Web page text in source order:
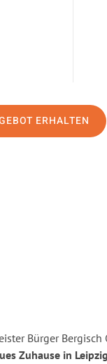
ERHALTEN
Bürger
Zuhause in